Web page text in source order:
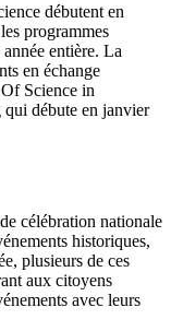
débutent en
programmes
entière. La
en échange
Science in
débute en janvier
célébration nationale
historiques,
plusieurs de ces
aux citoyens
avec leurs